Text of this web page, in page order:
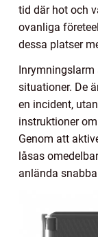
tid där hot och
ovanliga
dessa platser
Inrymningslarm
situationer. De
en incident,
instruktioner
Genom att
låsas
anlända